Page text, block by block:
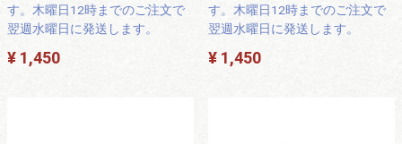
す。木曜日12時までのご注文で
翌週水曜日に発送します。
¥ 1,450
す。木曜日12時までのご注文で
翌週水曜日に発送します。
¥ 1,450